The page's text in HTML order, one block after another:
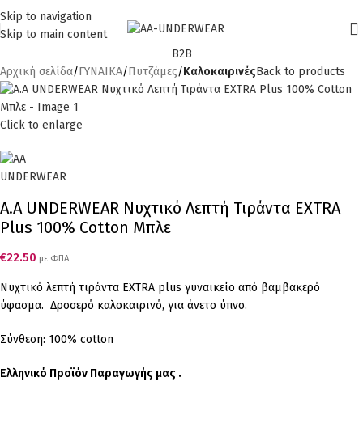
Skip to navigation
Skip to main content
B2B
Αρχική σελίδα ΓΥΝΑΙΚΑ Πυτζάμες ΚαλοκαιρινέςBack to products
Click to enlarge
A.A UNDERWEAR Νυχτικό Λεπτή Τιράντα EXTRA
Plus 100% Cotton Μπλε
€22.50 με ΦΠΑ
Νυχτικό λεπτή τιράντα EXTRA plus γυναικείo από βαμβακερό
ύφασμα. Δροσερό καλοκαιρινό, για άνετο ύπνο.
Σύνθεση: 100% cotton
Ελληνικό Προϊόν Παραγωγής μας .